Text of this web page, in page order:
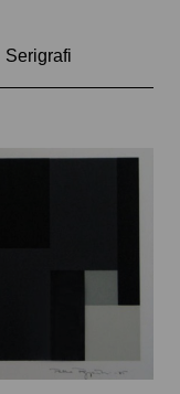
Serigrafi